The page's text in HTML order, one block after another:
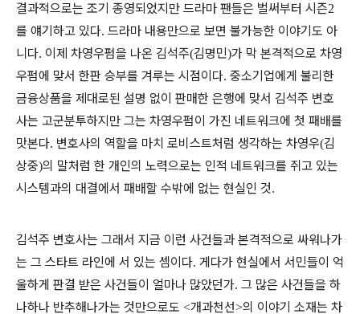
결과적으로는 조기 종영되었지만 드라마 팬들은 벌써부터 시즌2
를 얘기하고 있다. 드라마 내용만으로 보면 불가능한 이야기도 아
니다. 이제 차영우펌을 나온 김석주(김명민)가 막 본격적으로 차영
우펌에 맞서 한판 승부를 겨루는 시점이다. 중소기업에게 불리한
금융상품을 제대로된 설명 없이 판매한 은행에 맞서 김석주 변호
사는 고군분투하지만 그는 차영우펌이 가진 네트워크에 첫 패배를
맛본다. 변호사의 역할을 마치 로비스트처럼 생각하는 차영우(김
상중)의 말처럼 한 개인의 노력으로는 인적 네트워크를 쥐고 있는
시스템과의 대결에서 패배할 수밖에 없는 현실인 것.
김석주 변호사는 그래서 지금 이런 사건들과 본격적으로 싸워나가
는 그 스타트 라인에 서 있는 셈이다. 게다가 현실에서 서민들이 억
울하게 판결 받은 사건들이 얼마나 많았던가. 그 많은 사건들을 하
나하나 반추해나가는 것만으로도 <개과천선>의 이야기 소재는 차